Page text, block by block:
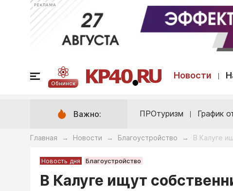
РЕКЛАМА
Обнинск
Новости
Важно: ПРОтуризм График
Главная → Новости → Благоустройство → В Калуге
Новость дня Благоустройство
В Калуге ищут